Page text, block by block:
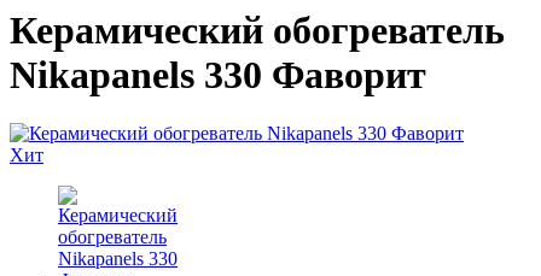
Керамический обогреватель
Nikapanels 330 Фаворит
Хит